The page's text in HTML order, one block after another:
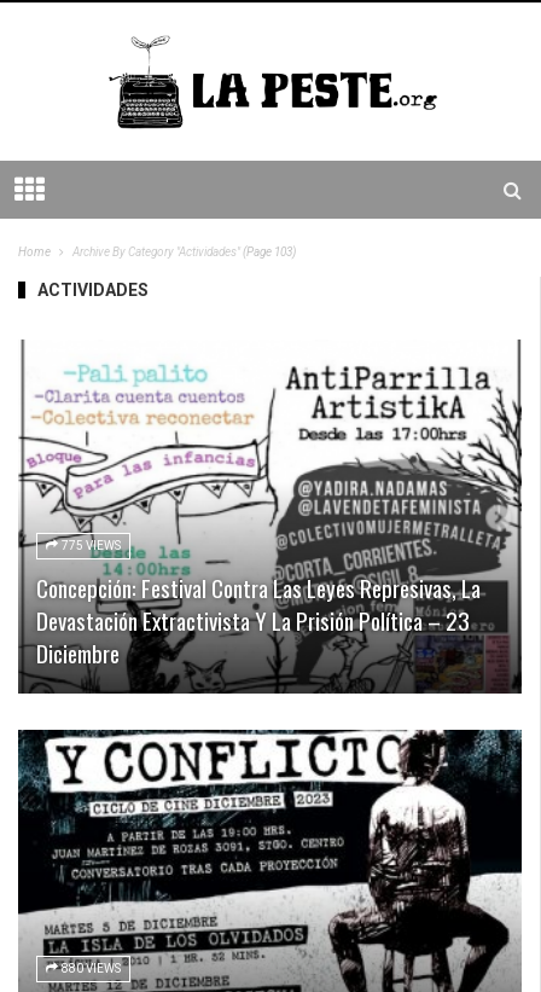
Home Archive By Category "Actividades"(Page 103)
ACTIVIDADES
775 VIEWS
Concepción: Festival Contra Las Leyes Represivas, La
Devastación Extractivista Y La Prisión Política – 23
Diciembre
880 VIEWS